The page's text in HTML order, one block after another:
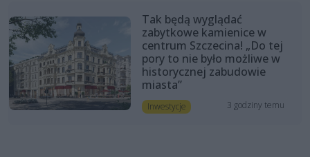
Tak będą wyglądać
zabytkowe kamienice w
centrum Szczecina! „Do tej
pory to nie było możliwe w
historycznej zabudowie
miasta”
Inwestycje 3 godziny temu